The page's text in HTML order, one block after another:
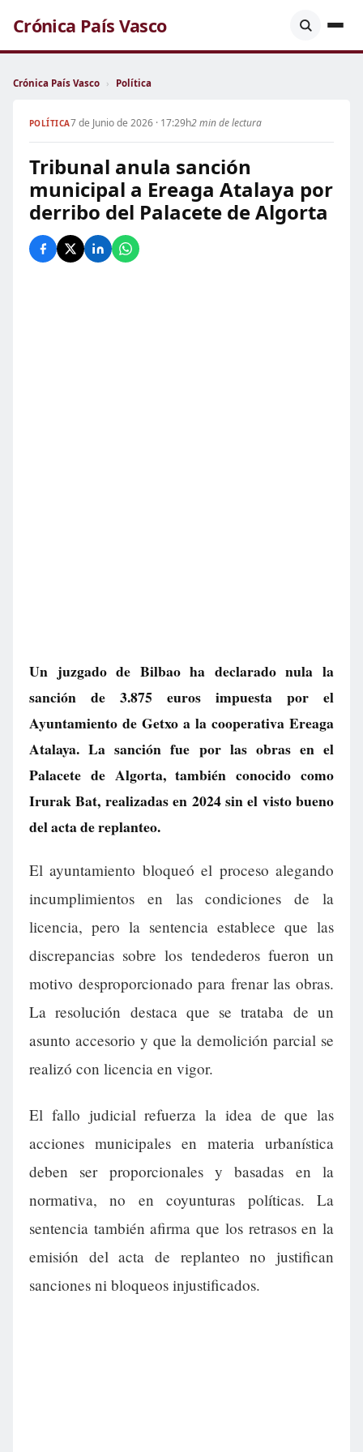
Crónica País Vasco
Crónica País Vasco › Política
POLÍTICA7 de Junio de 2026 · 17:29h2 min de lectura
Tribunal anula sanción
municipal a Ereaga Atalaya por
derribo del Palacete de Algorta
Un juzgado de Bilbao ha declarado nula la
sanción de 3.875 euros impuesta por el
Ayuntamiento de Getxo a la cooperativa Ereaga
Atalaya. La sanción fue por las obras en el
Palacete de Algorta, también conocido como
Irurak Bat, realizadas en 2024 sin el visto bueno
del acta de replanteo.
El ayuntamiento bloqueó el proceso alegando
incumplimientos en las condiciones de la
licencia, pero la sentencia establece que las
discrepancias sobre los tendederos fueron un
motivo desproporcionado para frenar las obras.
La resolución destaca que se trataba de un
asunto accesorio y que la demolición parcial se
realizó con licencia en vigor.
El fallo judicial refuerza la idea de que las
acciones municipales en materia urbanística
deben ser proporcionales y basadas en la
normativa, no en coyunturas políticas. La
sentencia también afirma que los retrasos en la
emisión del acta de replanteo no justifican
sanciones ni bloqueos injustificados.